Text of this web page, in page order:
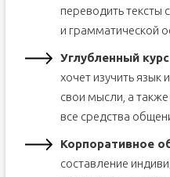
переводить тексты
и грамматической
Углубленный
хочет изучить язык
свои мысли, а
все средства
Корпоративное
составление